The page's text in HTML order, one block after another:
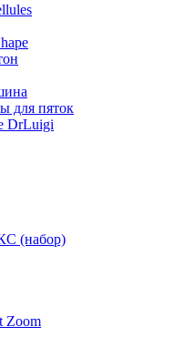
для пяток
DrLuigi
(набор)
Zoom